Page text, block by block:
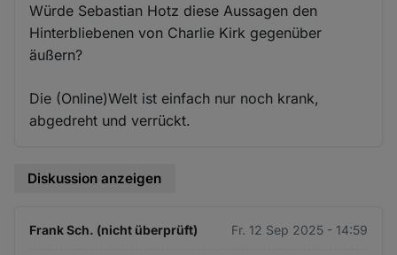
Würde Sebastian Hotz diese Aussagen den
Hinterbliebenen von Charlie Kirk gegenüber
äußern?
Die (Online)Welt ist einfach nur noch krank,
abgedreht und verrückt.
Diskussion anzeigen
Frank Sch. (nicht überprüft) Fr. 12 Sep 2025 - 14:59